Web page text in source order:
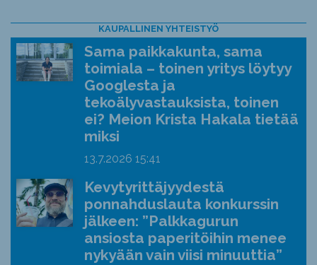
KAUPALLINEN YHTEISTYÖ
Sama paikkakunta, sama
toimiala – toinen yritys löytyy
Googlesta ja
tekoälyvastauksista, toinen
ei? Meion Krista Hakala tietää
miksi
13.7.2026 15:41
Kevytyrittäjyydestä
ponnahduslauta konkurssin
jälkeen: ”Palkkagurun
ansiosta paperitöihin menee
nykyään vain viisi minuuttia”